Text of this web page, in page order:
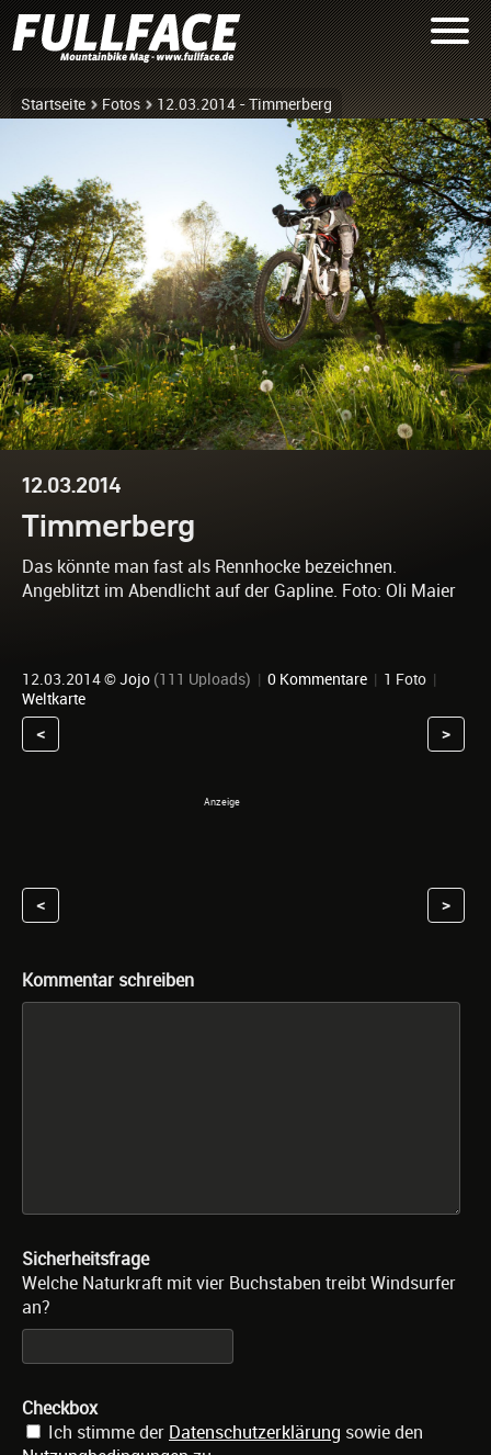
Startseite Fotos 12.03.2014 - Timmerberg
12.03.2014
Timmerberg
Das könnte man fast als Rennhocke bezeichnen.
Angeblitzt im Abendlicht auf der Gapline. Foto: Oli Maier
12.03.2014 ©Jojo (111 Uploads) | 0 Kommentare | 1 Foto |
Weltkarte
< >
< >
Kommentar schreiben
Sicherheitsfrage
Welche Naturkraft mit vier Buchstaben treibt Windsurfer
an?
Checkbox
Ich stimme der Datenschutzerklärung sowie den